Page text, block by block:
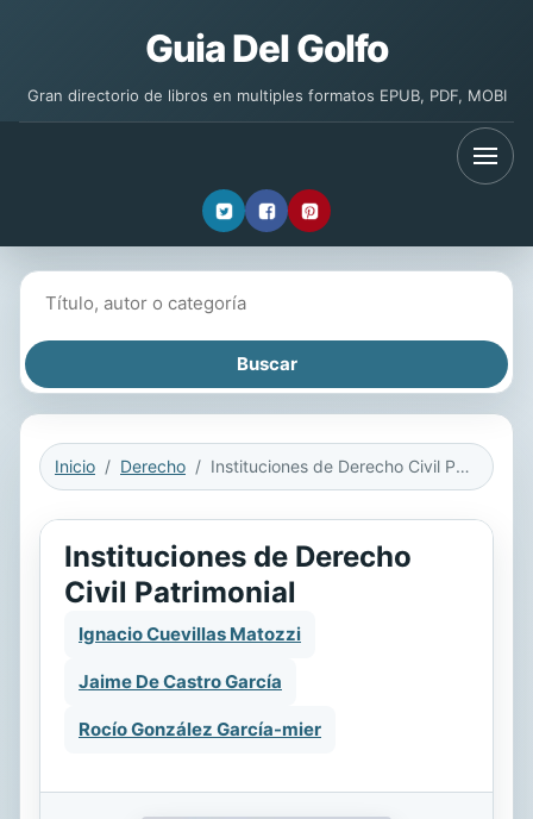
Guia Del Golfo
Gran directorio de libros en multiples formatos EPUB, PDF, MOBI
Inicio Derecho Instituciones de Derecho Civil Patrimonial
Instituciones de Derecho
Civil Patrimonial
Ignacio Cuevillas Matozzi
Jaime De Castro García
Rocío González García-mier